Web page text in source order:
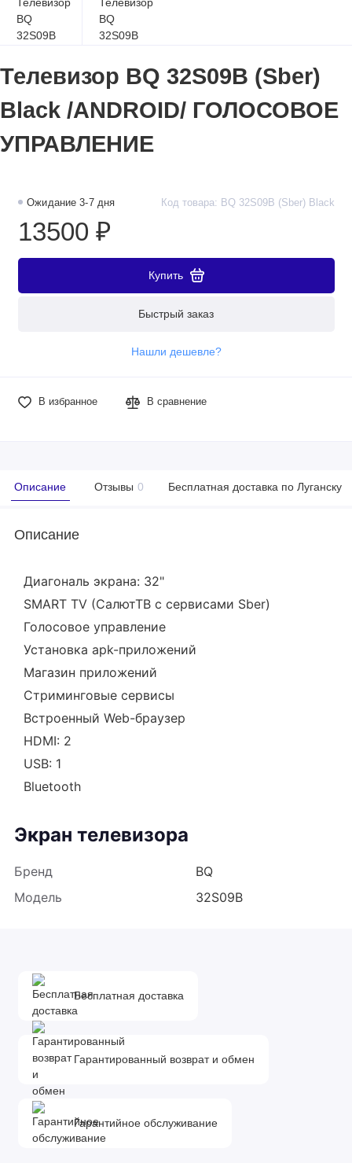
Телевизор BQ 32S09B (Sber)
Black /ANDROID/ ГОЛОСОВОЕ
УПРАВЛЕНИЕ
Ожидание 3-7 дня Код товара: BQ 32S09B (Sber) Black
13500 ₽
Купить
Быстрый заказ
Нашли дешевле?
В избранное В сравнение
Описание Отзывы 0 Бесплатная доставка по Луганску
Описание
Диагональ экрана: 32"
SMART TV (СалютТВ с сервисами Sber)
Голосовое управление
Установка apk-приложений
Магазин приложений
Стриминговые сервисы
Встроенный Web-браузер
HDMI: 2
USB: 1
Bluetooth
Экран телевизора
Бренд
BQ
Модель
32S09B
Соотношение сторон
Тип панели
Яркость экрана
Контрастность
3.000:1
Частота обновления
Тип подсветки
Бесплатная доставка
Гарантированный возврат и обмен
Гарантийное обслуживание